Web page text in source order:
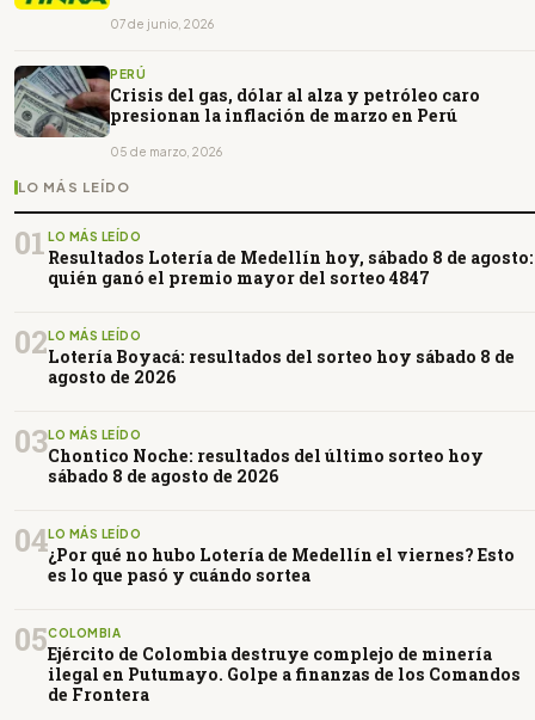
07 de junio, 2026
PERÚ
Crisis del gas, dólar al alza y petróleo caro
presionan la inflación de marzo en Perú
05 de marzo, 2026
LO MÁS LEÍDO
01 LO MÁS LEÍDO
Resultados Lotería de Medellín hoy, sábado 8 de agosto:
quién ganó el premio mayor del sorteo 4847
02LO MÁS LEÍDO
Lotería Boyacá: resultados del sorteo hoy sábado 8 de
agosto de 2026
03LO MÁS LEÍDO
Chontico Noche: resultados del último sorteo hoy
sábado 8 de agosto de 2026
04LO MÁS LEÍDO
¿Por qué no hubo Lotería de Medellín el viernes? Esto
es lo que pasó y cuándo sortea
05COLOMBIA
Ejército de Colombia destruye complejo de minería
ilegal en Putumayo. Golpe a finanzas de los Comandos
de Frontera